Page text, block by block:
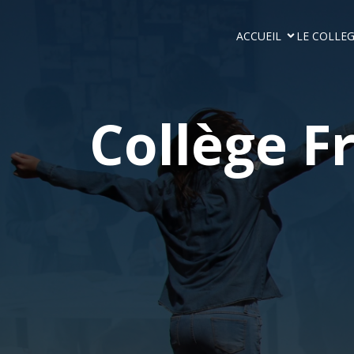
ACCUEIL LE
Collège